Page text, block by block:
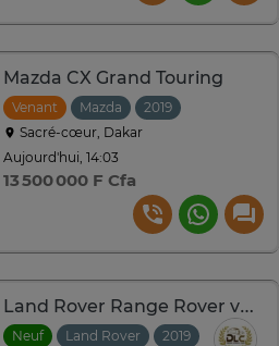
Mazda CX Grand Touring
Venant Mazda 2019
Sacré-cœur, Dakar
Aujourd'hui, 14:03
13 500 000 F Cfa
Land Rover Range Rover vogue 2019
Neuf Land Rover
2019